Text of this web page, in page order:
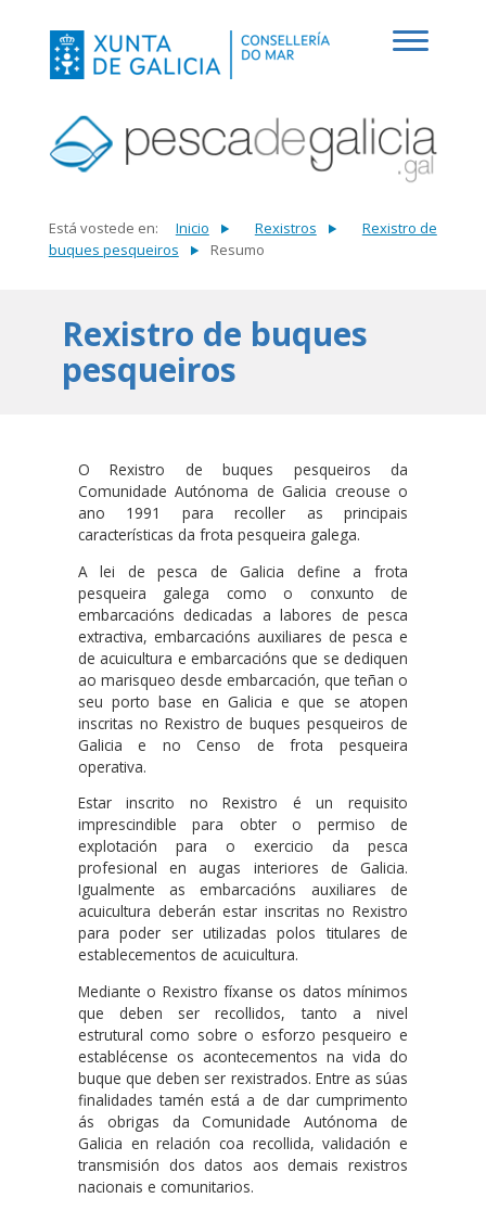
Está vostede en: Inicio Rexistros
Rexistro de
buques pesqueiros
Resumo
Rexistro de buques
pesqueiros
O Rexistro de buques pesqueiros da
Comunidade Autónoma de Galicia creouse o
ano 1991 para recoller as principais
características da frota pesqueira galega.
A lei de pesca de Galicia define a frota
pesqueira galega como o conxunto de
embarcacións dedicadas a labores de pesca
extractiva, embarcacións auxiliares de pesca e
de acuicultura e embarcacións que se dediquen
ao marisqueo desde embarcación, que teñan o
seu porto base en Galicia e que se atopen
inscritas no Rexistro de buques pesqueiros de
Galicia e no Censo de frota pesqueira
operativa.
Estar inscrito no Rexistro é un requisito
imprescindible para obter o permiso de
explotación para o exercicio da pesca
profesional en augas interiores de Galicia.
Igualmente as embarcacións auxiliares de
acuicultura deberán estar inscritas no Rexistro
para poder ser utilizadas polos titulares de
establecementos de acuicultura.
Mediante o Rexistro fíxanse os datos mínimos
que deben ser recollidos, tanto a nivel
estrutural como sobre o esforzo pesqueiro e
establécense os acontecementos na vida do
buque que deben ser rexistrados. Entre as súas
finalidades tamén está a de dar cumprimento
ás obrigas da Comunidade Autónoma de
Galicia en relación coa recollida, validación e
transmisión dos datos aos demais rexistros
nacionais e comunitarios.